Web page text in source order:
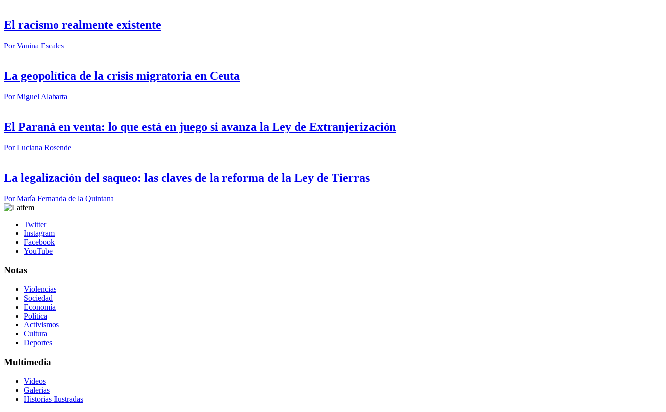
El racismo realmente existente
PorVanina Escales
La geopolítica de la crisis migratoria en Ceuta
PorMiguel Alabarta
El Paraná en venta: lo que está en juego si avanza la Ley de Extranjerización
PorLuciana Rosende
La legalización del saqueo: las claves de la reforma de la Ley de Tierras
PorMaría Fernanda de la Quintana
Twitter
Instagram
Facebook
YouTube
Notas
Violencias
Sociedad
Economía
Política
Activismos
Cultura
Deportes
Multimedia
Videos
Galerias
Historias Ilustradas